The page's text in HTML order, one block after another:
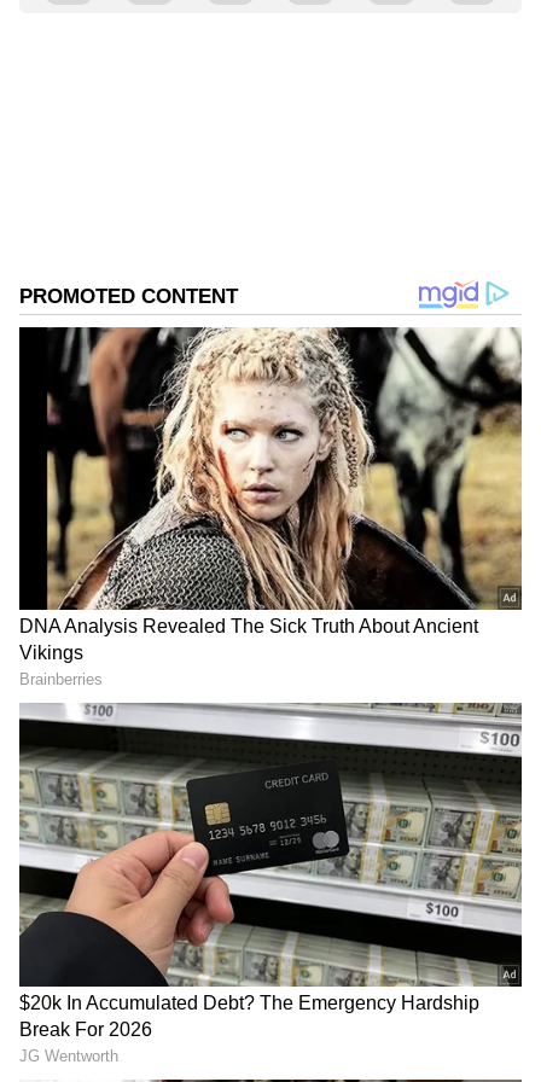
Related Articles
Golden Star Ganesh Birthday: ಗೋಲ್ಡನ್ ಸ್ಟಾರ್
ಗಣೇಶ್ ಹುಟ್ಟುಹಬ್ಬ; ಈ 'ಬೃಂದಾವಿಹಾರಿ' ಕೈನಲ್ಲಿ
ಇಷ್ಟೊಂದು ಸಿನಿಮಾಗಳಿವೆ!
Ramayana Viral News: ರಾಮಾಯಣ ಚಿತ್ರದ
ವಿಡಿಯೋ ಕ್ಲಿಪ್ ಲೀಕ್ ನ್ಯೂಸ್; ಅಸಲಿಯೋ ಅಥವಾ
ಎಐ ಸೃಷ್ಟಿಯೋ?DOWNLOAD APP
ಕನ್ನಡ ಸಿನಿಮಾ (Kannada Cinema News), ಟಿವಿ
ಕಾರ್ಯಕ್ರಮಗಳು ( Kannada TV Shows), ಸೆಲೆಬ್ರಿಟಿ
ಸುದ್ದಿಗಳು ಮತ್ತು ಇತ್ತೀಚಿನ ಸುದ್ದಿಗಳಿಗಾಗಿ ಏಷ್ಯಾನೆಟ್
ಸುವರ್ಣ ನ್ಯೂಸ್‌ನಲ್ಲಿ ಮನರಂಜನಾ ವಿಭಾಗ ನೋಡಿ.
ಸಿನಿಮಾ ವಿಮರ್ಶೆಗಳು (
Kannada Movies Review),
ತಾರೆಯರ ಸಂದರ್ಶನಗಳು, ಧಾರಾವಾಹಿ ಅಪ್‌ಡೇಟ್ಸ್‌,
ತೆರೆಮರೆಯ ಕಥೆಗಳು,OTT ರಿಲೀಸ್‌ಗಳ ಬಗ್ಗೆ
ಮಾಹಿತಿಯೂ ಇಲ್ಲಿದೆ.